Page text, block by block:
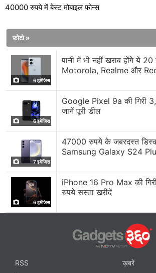
40000 रुपये में बेस्ट मोबाइल फोन्स
फ़ोटो »
6 इमेजिस
पानी में भी नहीं खराब होंगे ये
Motorola, Realme और
6 इमेजिस
Google Pixel 9a की गिरी
जानें पूरी डील
7 इमेजिस
47000 रुपये के जबरदस्त
Samsung Galaxy S24
6 इमेजिस
iPhone 16 Pro Max की
रुपये सस्ता खरीदें
RSS
ख़बरें